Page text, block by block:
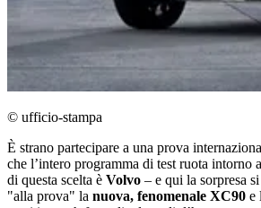
© ufficio-stampa
È strano partecipare a una prova
che lʼintero programma di test ruota intorno
di questa scelta è Volvo ‒ e qui la sorpresa
"alla prova" la nuova, fenomenale XC90 e